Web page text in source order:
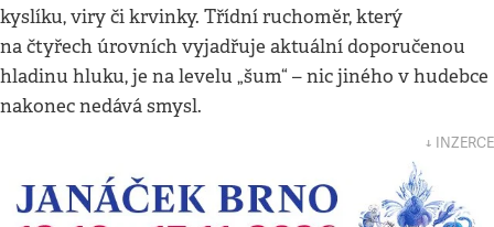
kyslíku, viry či krvinky. Třídní ruchoměr, který
na čtyřech úrovních vyjadřuje aktuální doporučenou
hladinu hluku, je na levelu „šum“ – nic jiného v hudebce
nakonec nedává smysl.
↓ INZERCE